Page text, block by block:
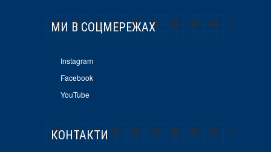
МИ В СОЦМЕРЕЖАХ
Instagram
Facebook
YouTube
КОНТАКТИ